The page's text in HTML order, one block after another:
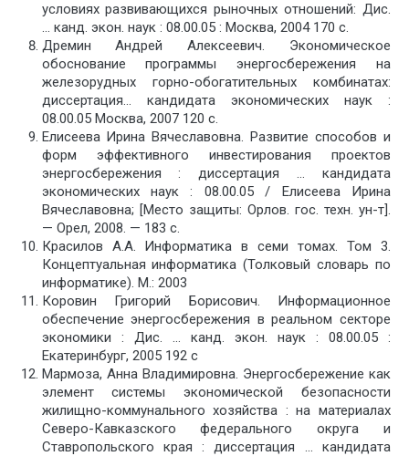
условиях развивающихся рыночных отношений: Дис.
… канд. экон. наук : 08.00.05 : Москва, 2004 170 c.
Дремин Андрей Алексеевич. Экономическое
обоснование программы энергосбережения на
железорудных горно-обогатительных комбинатах:
диссертация… кандидата экономических наук :
08.00.05 Москва, 2007 120 с.
Елисеева Ирина Вячеславовна. Развитие способов и
форм эффективного инвестирования проектов
энергосбережения : диссертация … кандидата
экономических наук : 08.00.05 / Елисеева Ирина
Вячеславовна; [Место защиты: Орлов. гос. техн. ун-т].
— Орел, 2008. — 183 с.
Красилов А.А. Информатика в семи томах. Том 3.
Концептуальная информатика (Толковый словарь по
информатике). М.: 2003
Коровин Григорий Борисович. Информационное
обеспечение энергосбережения в реальном секторе
экономики : Дис. … канд. экон. наук : 08.00.05 :
Екатеринбург, 2005 192 c
Мармоза, Анна Владимировна. Энергосбережение как
элемент системы экономической безопасности
жилищно-коммунального хозяйства : на материалах
Северо-Кавказского федерального округа и
Ставропольского края : диссертация … кандидата